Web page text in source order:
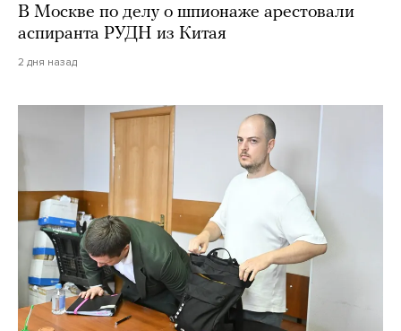
В Москве по делу о шпионаже арестовали
аспиранта РУДН из Китая
2 дня назад